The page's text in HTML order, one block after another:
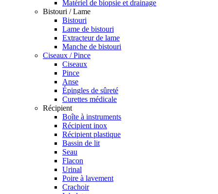
Matériel de biopsie et drainage
Bistouri / Lame
Bistouri
Lame de bistouri
Extracteur de lame
Manche de bistouri
Ciseaux / Pince
Ciseaux
Pince
Anse
Épingles de sûreté
Curettes médicale
Récipient
Boîte à instruments
Récipient inox
Récipient plastique
Bassin de lit
Seau
Flacon
Urinal
Poire à lavement
Crachoir